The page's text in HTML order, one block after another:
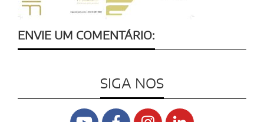
ENVIE UM COMENTÁRIO:
SIGA NOS